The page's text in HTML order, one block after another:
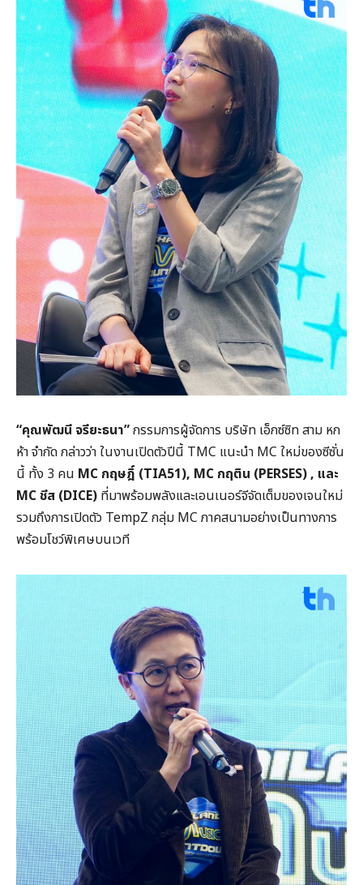
“คุณพัฒนี จรียะธนา”กรรมการผู้จัดการ บริษัท เอ็กซ์ซิท สาม หก
ห้า จำกัด กล่าวว่า ในงานเปิดตัวปีนี้ TMC แนะนำ MC ใหม่ของซีซั่น
นี้ ทั้ง 3 คน MC กฤษฎิ์ (TIA51), MC กฤติน (PERSES) , และ
MCชีส (DICE) ที่มาพร้อมพลังและเอนเนอร์จีจัดเต็มของเจนใหม่
รวมถึงการเปิดตัว TempZ กลุ่ม MC ภาคสนามอย่างเป็นทางการ
พร้อมโชว์พิเศษบนเวที